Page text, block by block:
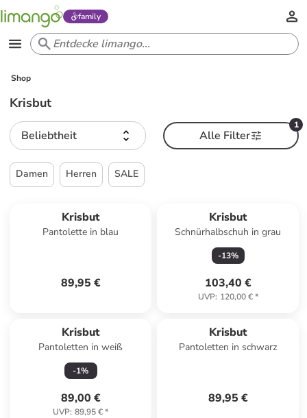
family
Shop
Krisbut
Beliebtheit
1
Alle Filter
Damen Herren SALE
Krisbut
Pantolette in blau
89,95 €
Krisbut
Schnürhalbschuh in grau
-13%
103,40 €
UVP: 120,00 €*
Krisbut
Pantoletten in weiß
-1%
89,00 €
UVP: 89,95 €*
Krisbut
Pantoletten in schwarz
89,95 €